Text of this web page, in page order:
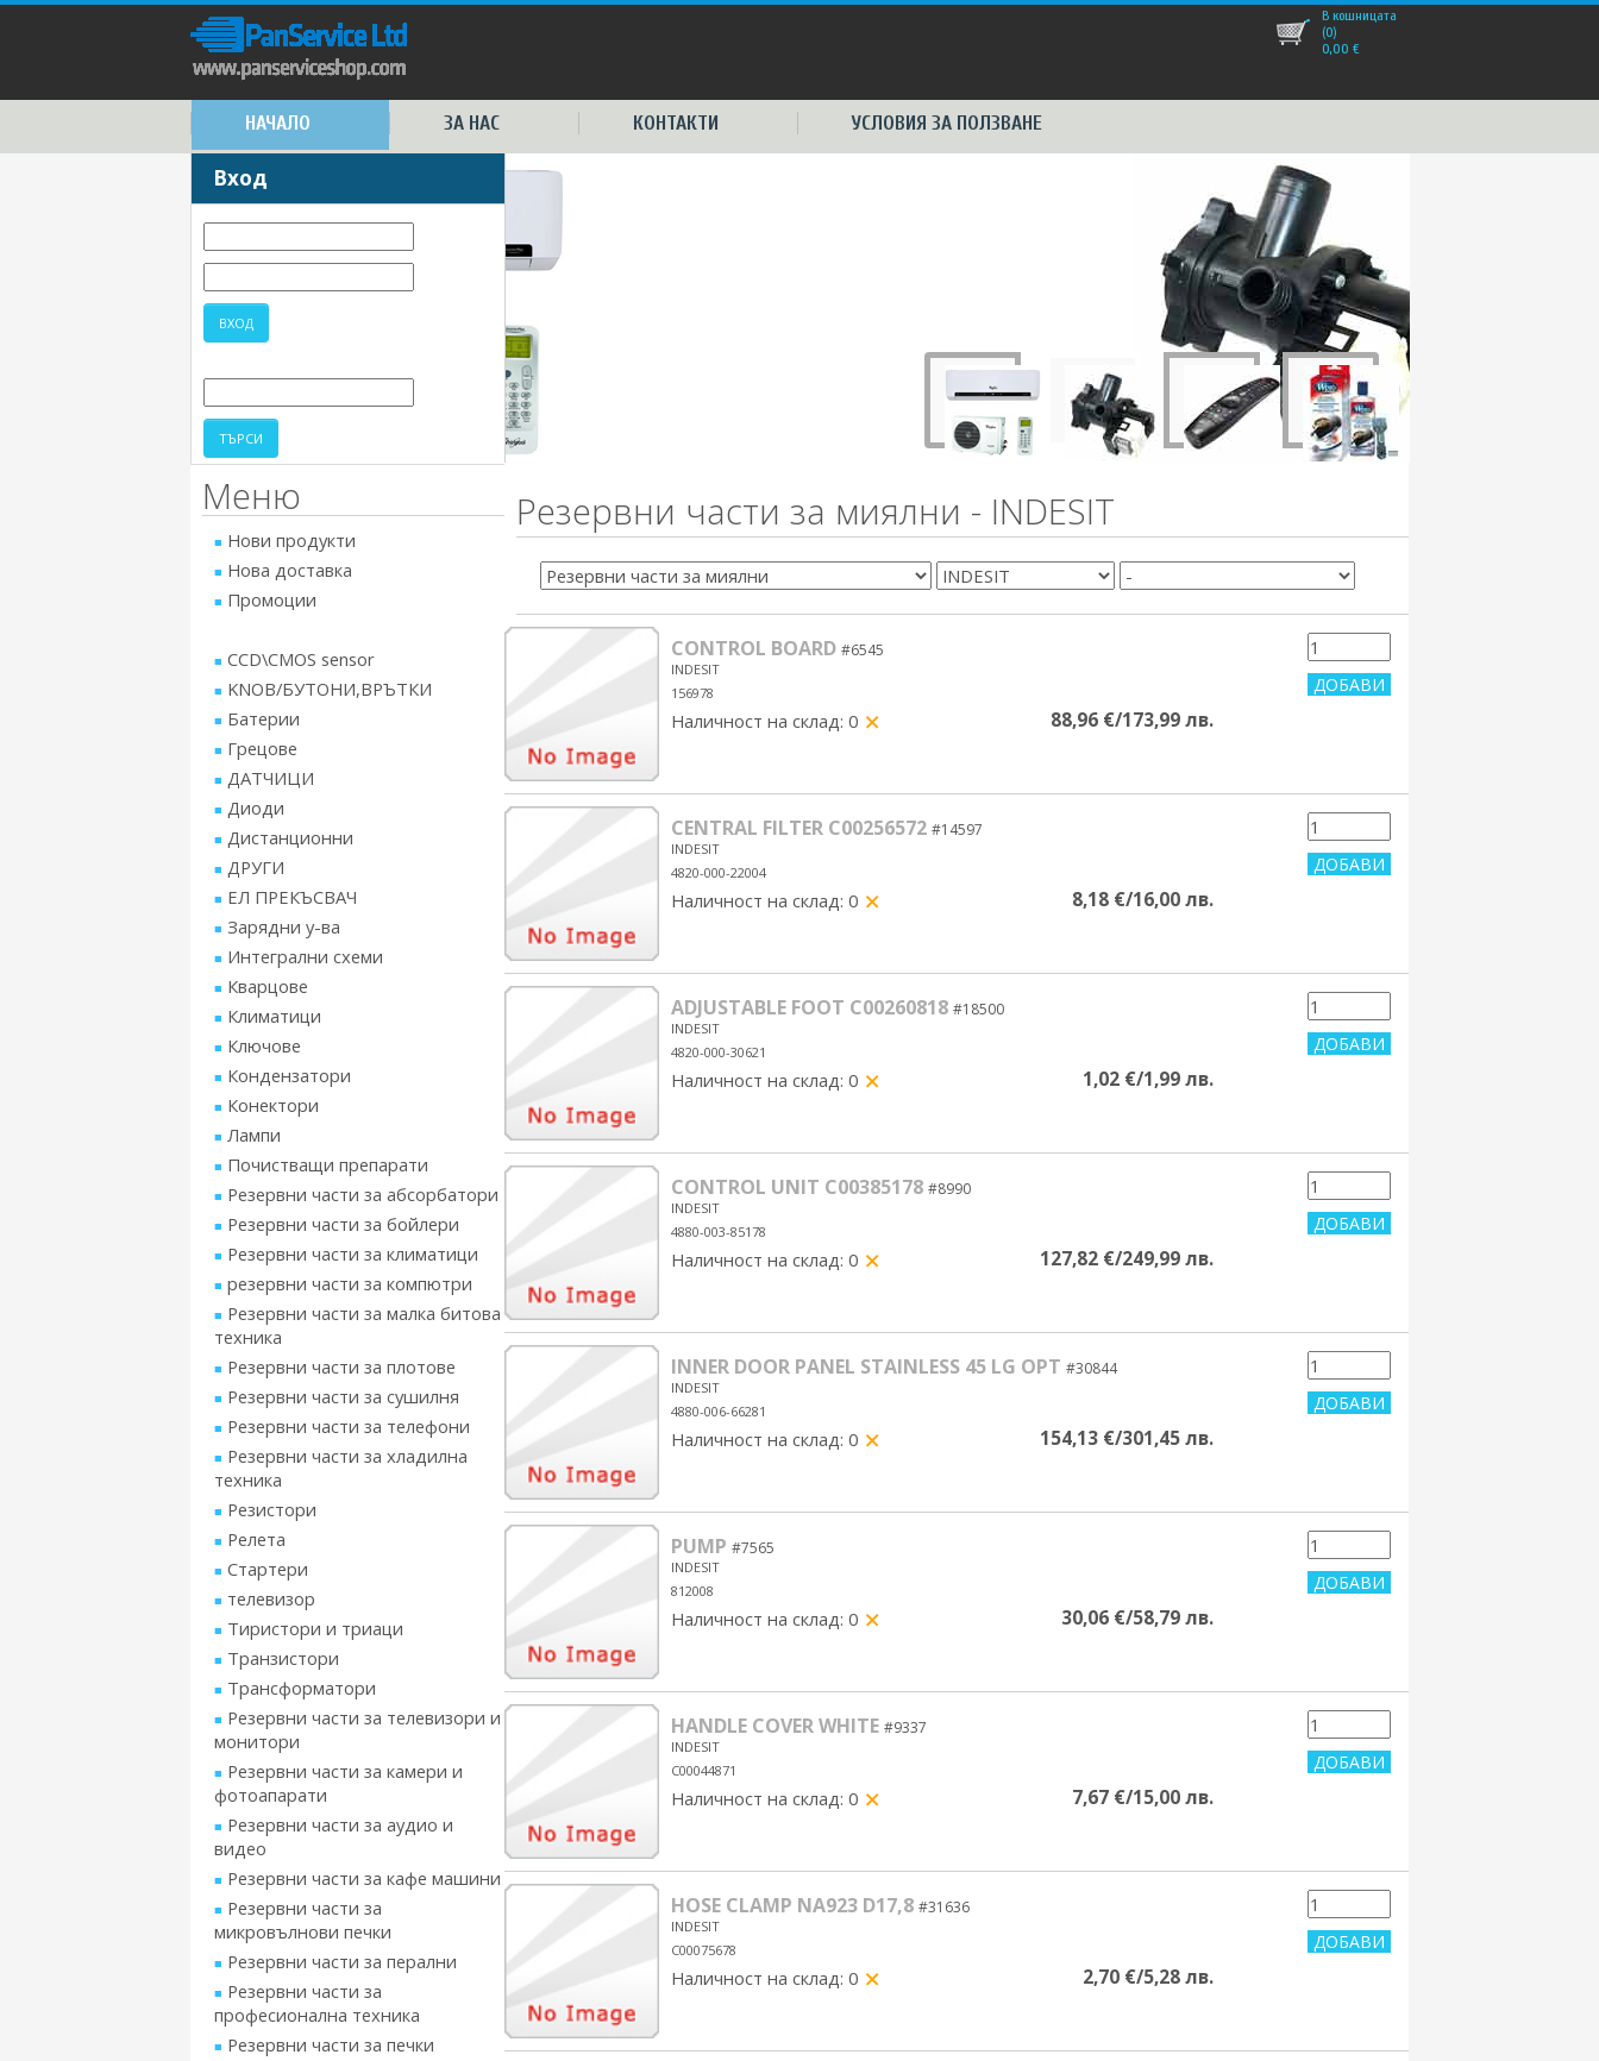
НАЧАЛО ЗА НАС КОНТАКТИ УСЛОВИЯ ЗА ПОЛЗВАНЕ
В кошницата
(0)
0,00 €
Вход
Меню
Нови продукти
Нова доставка
Промоции
CCD\CMOS sensor
KNOB/БУТОНИ,ВРЪТКИ
Батерии
Грецове
ДАТЧИЦИ
Диоди
Дистанционни
ДРУГИ
ЕЛ ПРЕКЪСВАЧ
Зарядни у-ва
Интегрални схеми
Кварцове
Климатици
Ключове
Кондензатори
Конектори
Лампи
Почистващи препарати
Резервни части за абсорбатори
Резервни части за бойлери
Резервни части за климатици
резервни части за компютри
Резервни части за малка битова
техника
Резервни части за плотове
Резервни части за сушилня
Резервни части за телефони
Резервни части за хладилна
техника
Резистори
Релета
Стартери
телевизор
Тиристори и триаци
Транзистори
Трансформатори
Резервни части за телевизори и
монитори
Резервни части за камери и
фотоапарати
Резервни части за аудио и
видео
Резервни части за кафе машини
Резервни части за
микровълнови печки
Резервни части за перални
Резервни части за
професионална техника
Резервни части за печки
Резервни части за миялни - INDESIT
CONTROL BOARD #6545
INDESIT
156978
Наличност на склад: 0 88,96 €/173,99 лв.
CENTRAL FILTER C00256572 #14597
INDESIT
4820-000-22004
Наличност на склад: 0 8,18 €/16,00 лв.
ADJUSTABLE FOOT C00260818 #18500
INDESIT
4820-000-30621
Наличност на склад: 0 1,02 €/1,99 лв.
CONTROL UNIT C00385178 #8990
INDESIT
4880-003-85178
Наличност на склад: 0 127,82 €/249,99 лв.
INNER DOOR PANEL STAINLESS 45 LG OPT #30844
INDESIT
4880-006-66281
Наличност на склад: 0 154,13 €/301,45 лв.
PUMP #7565
INDESIT
812008
Наличност на склад: 0 30,06 €/58,79 лв.
HANDLE COVER WHITE #9337
INDESIT
C00044871
Наличност на склад: 0 7,67 €/15,00 лв.
HOSE CLAMP NA923 D17,8 #31636
INDESIT
C00075678
Наличност на склад: 0 2,70 €/5,28 лв.